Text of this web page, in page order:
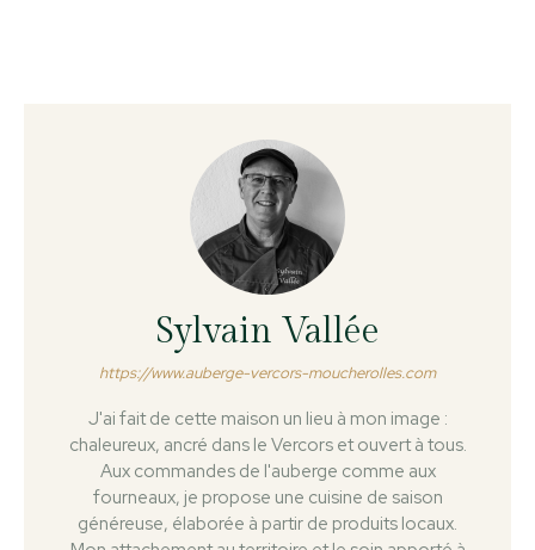
Sylvain Vallée
https://www.auberge-vercors-moucherolles.com
J'ai fait de cette maison un lieu à mon image :
chaleureux, ancré dans le Vercors et ouvert à tous.
Aux commandes de l'auberge comme aux
fourneaux, je propose une cuisine de saison
généreuse, élaborée à partir de produits locaux.